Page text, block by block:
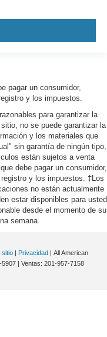
pagar un consumidor,
y los impuestos.
para garantizar la
no se puede garantizar la
y los materiales que
sin garantía de ningún tipo,
están sujetos a venta
debe pagar un consumidor,
y los impuestos. ‡Los
no están actualmente
estar disponibles para usted
desde el momento de su
semana.
sitio | Privacidad | All American
5907 | Ventas: 201-957-7158